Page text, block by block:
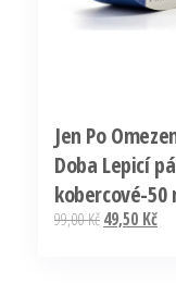
Jen Po
Doba Lepicí
kobercové-50
10 m / modrá
99,00KčPůvodní
49,50 Kč